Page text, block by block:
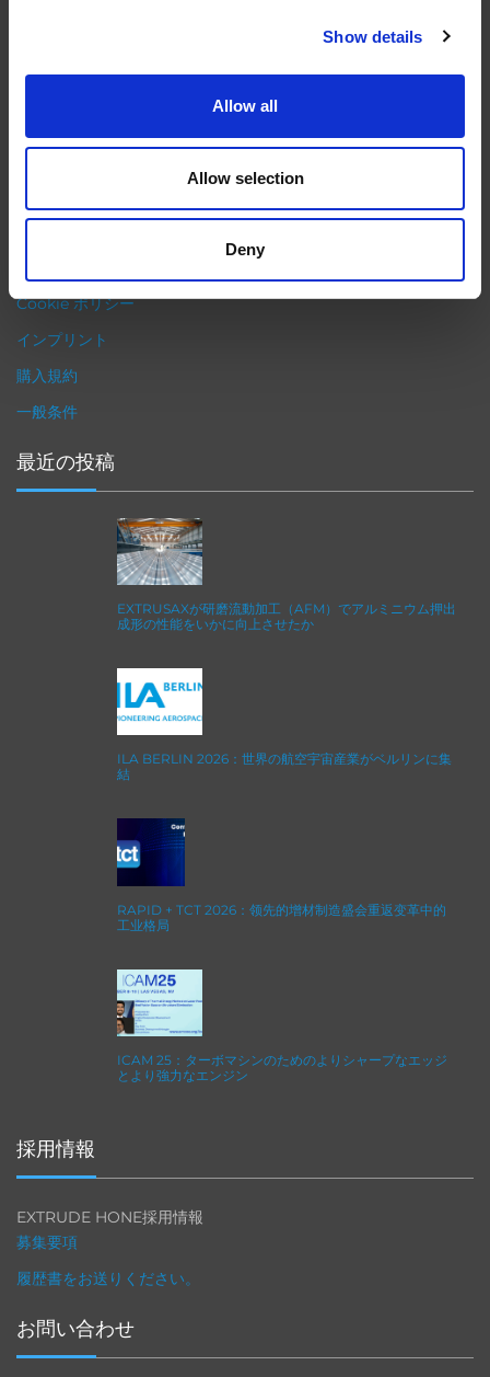
Show details
Allow all
Allow selection
Deny
航空宇宙、自動車、エネルギーや医療の産業分野において、最終
製品の性能は加工部品の精密な仕上げ加工に左右されます。弊社
の機械は、他の製法より短いの所要時間で加工工程を完了し、仕
上げた完成品仕様の精度を向上させます。しかも、著しい性能ア
ップを確保するために、弊社のExtrude Hone機械ラインアップ
は、目の届かない箇所へも加工を施し、エッジ部成形や表面仕上
Cookie ポリシー
インプリント
購入規約
一般条件
最近の投稿
EXTRUSAXが研磨流動加工（AFM）でアルミニウム押出
成形の性能をいかに向上させたか
ILA BERLIN 2026：世界の航空宇宙産業がベルリンに集
結
RAPID + TCT 2026：领先的增材制造盛会重返变革中的
工业格局
ICAM 25：ターボマシンのためのよりシャープなエッジ
とより強力なエンジン
採用情報
EXTRUDE HONE採用情報
募集要項
履歴書をお送りください。
お問い合わせ